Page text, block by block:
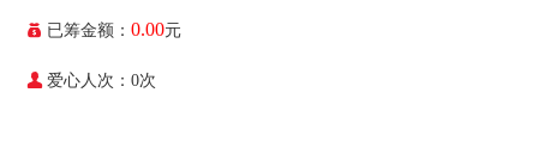
已筹金额： 0.00元
爱心人次：0次